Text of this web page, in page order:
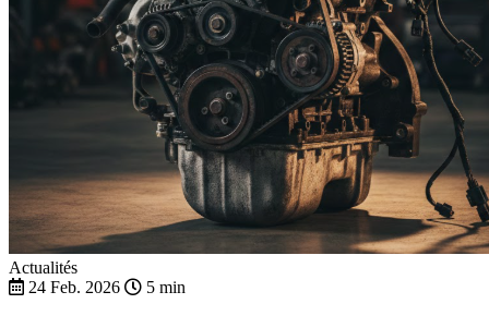
Actualités
24 Feb. 2026
5 min